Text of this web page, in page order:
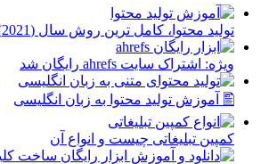
توليد محتوا، کامل ترین روش سال (2021)
ویژه: اشتراک سایت ahrefs رایگان شد
🖺 آموزش تولید محتوا به زبان انگلیسی
کمپین تبلیغاتی چیست و انواع آن